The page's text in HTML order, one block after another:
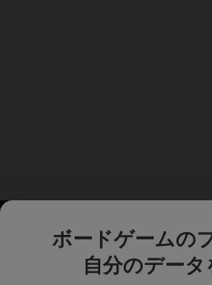
ボードゲームの
自分のデー